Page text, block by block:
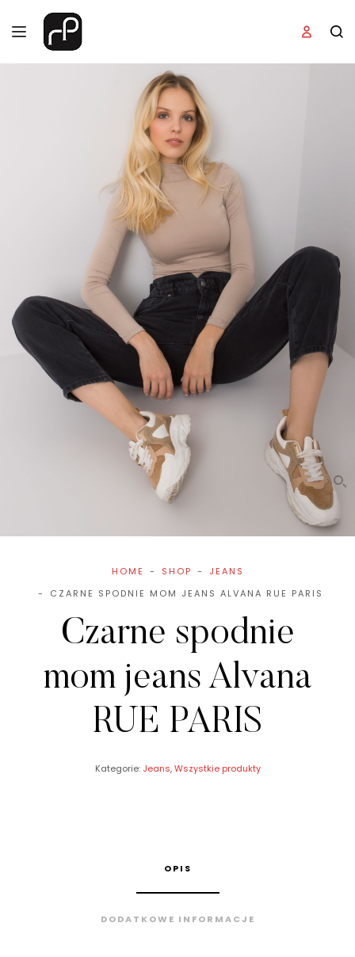
HOME SHOP
JEANS
CZARNE SPODNIE MOM JEANS ALVANA RUE PARIS
Czarne spodnie
mom jeans Alvana
RUE PARIS
Kategorie: Jeans,Wszystkie produkty
OPIS
DODATKOWE INFORMACJE